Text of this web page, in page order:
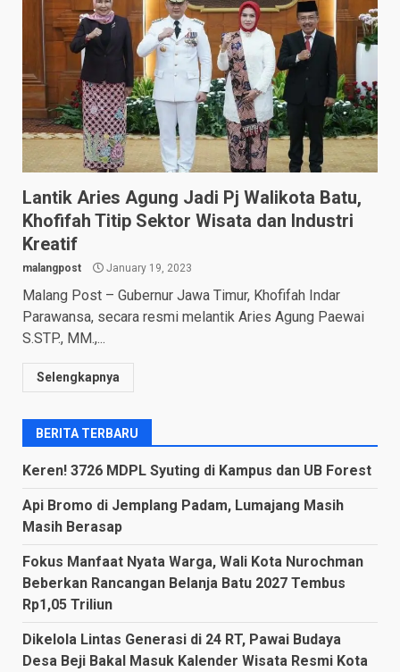
Lantik Aries Agung Jadi Pj Walikota Batu,
Khofifah Titip Sektor Wisata dan Industri
Kreatif
malangpost January 19, 2023
Malang Post – Gubernur Jawa Timur, Khofifah Indar
Parawansa, secara resmi melantik Aries Agung Paewai
S.STP., MM.,...
Selengkapnya
BERITA TERBARU
Keren! 3726 MDPL Syuting di Kampus dan UB Forest
Api Bromo di Jemplang Padam, Lumajang Masih
Masih Berasap
Fokus Manfaat Nyata Warga, Wali Kota Nurochman
Beberkan Rancangan Belanja Batu 2027 Tembus
Rp1,05 Triliun
Dikelola Lintas Generasi di 24 RT, Pawai Budaya
Desa Beji Bakal Masuk Kalender Wisata Resmi Kota